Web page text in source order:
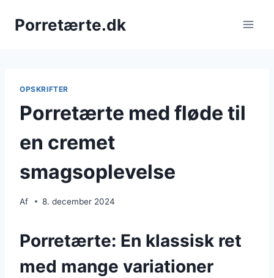
Porretærte.dk
OPSKRIFTER
Porretærte med fløde til
en cremet
smagsoplevelse
Af 8. december 2024
Porretærte: En klassisk ret
med mange variationer